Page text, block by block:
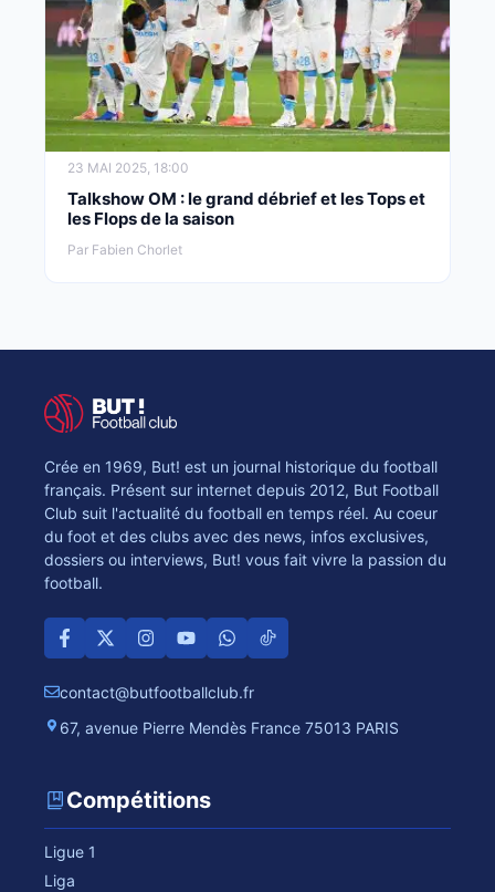
23 MAI 2025, 18:00
Talkshow OM : le grand débrief et les Tops et
les Flops de la saison
Par Fabien Chorlet
Crée en 1969, But! est un journal historique du football
français. Présent sur internet depuis 2012, But Football
Club suit l'actualité du football en temps réel. Au coeur
du foot et des clubs avec des news, infos exclusives,
dossiers ou interviews, But! vous fait vivre la passion du
football.
contact@butfootballclub.fr
67, avenue Pierre Mendès France 75013 PARIS
Compétitions
Ligue 1
Liga